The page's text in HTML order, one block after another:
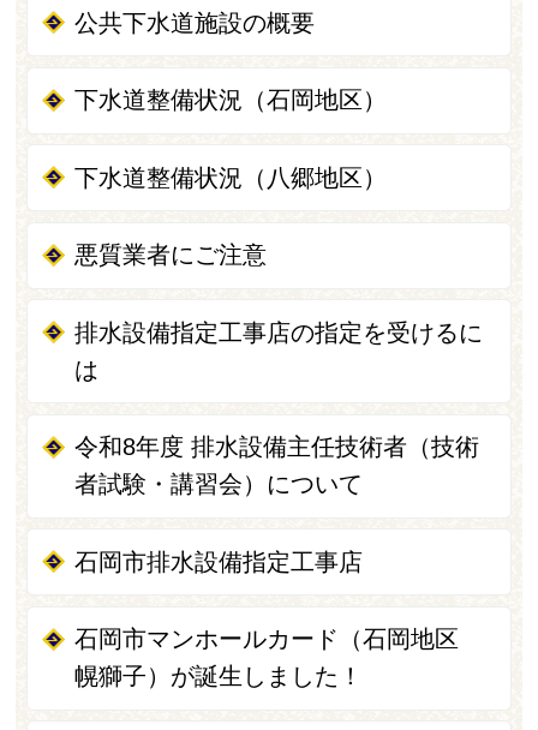
公共下水道施設の概要
下水道整備状況（石岡地区）
下水道整備状況（八郷地区）
悪質業者にご注意
排水設備指定工事店の指定を受けるに
は
令和8年度 排水設備主任技術者（技術
者試験・講習会）について
石岡市排水設備指定工事店
石岡市マンホールカード（石岡地区
幌獅子）が誕生しました！